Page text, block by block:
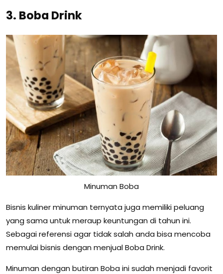
3. Boba Drink
Minuman Boba
Bisnis kuliner minuman ternyata juga memiliki peluang
yang sama untuk meraup keuntungan di tahun ini.
Sebagai referensi agar tidak salah anda bisa mencoba
memulai bisnis dengan menjual Boba Drink.
Minuman dengan butiran Boba ini sudah menjadi favorit